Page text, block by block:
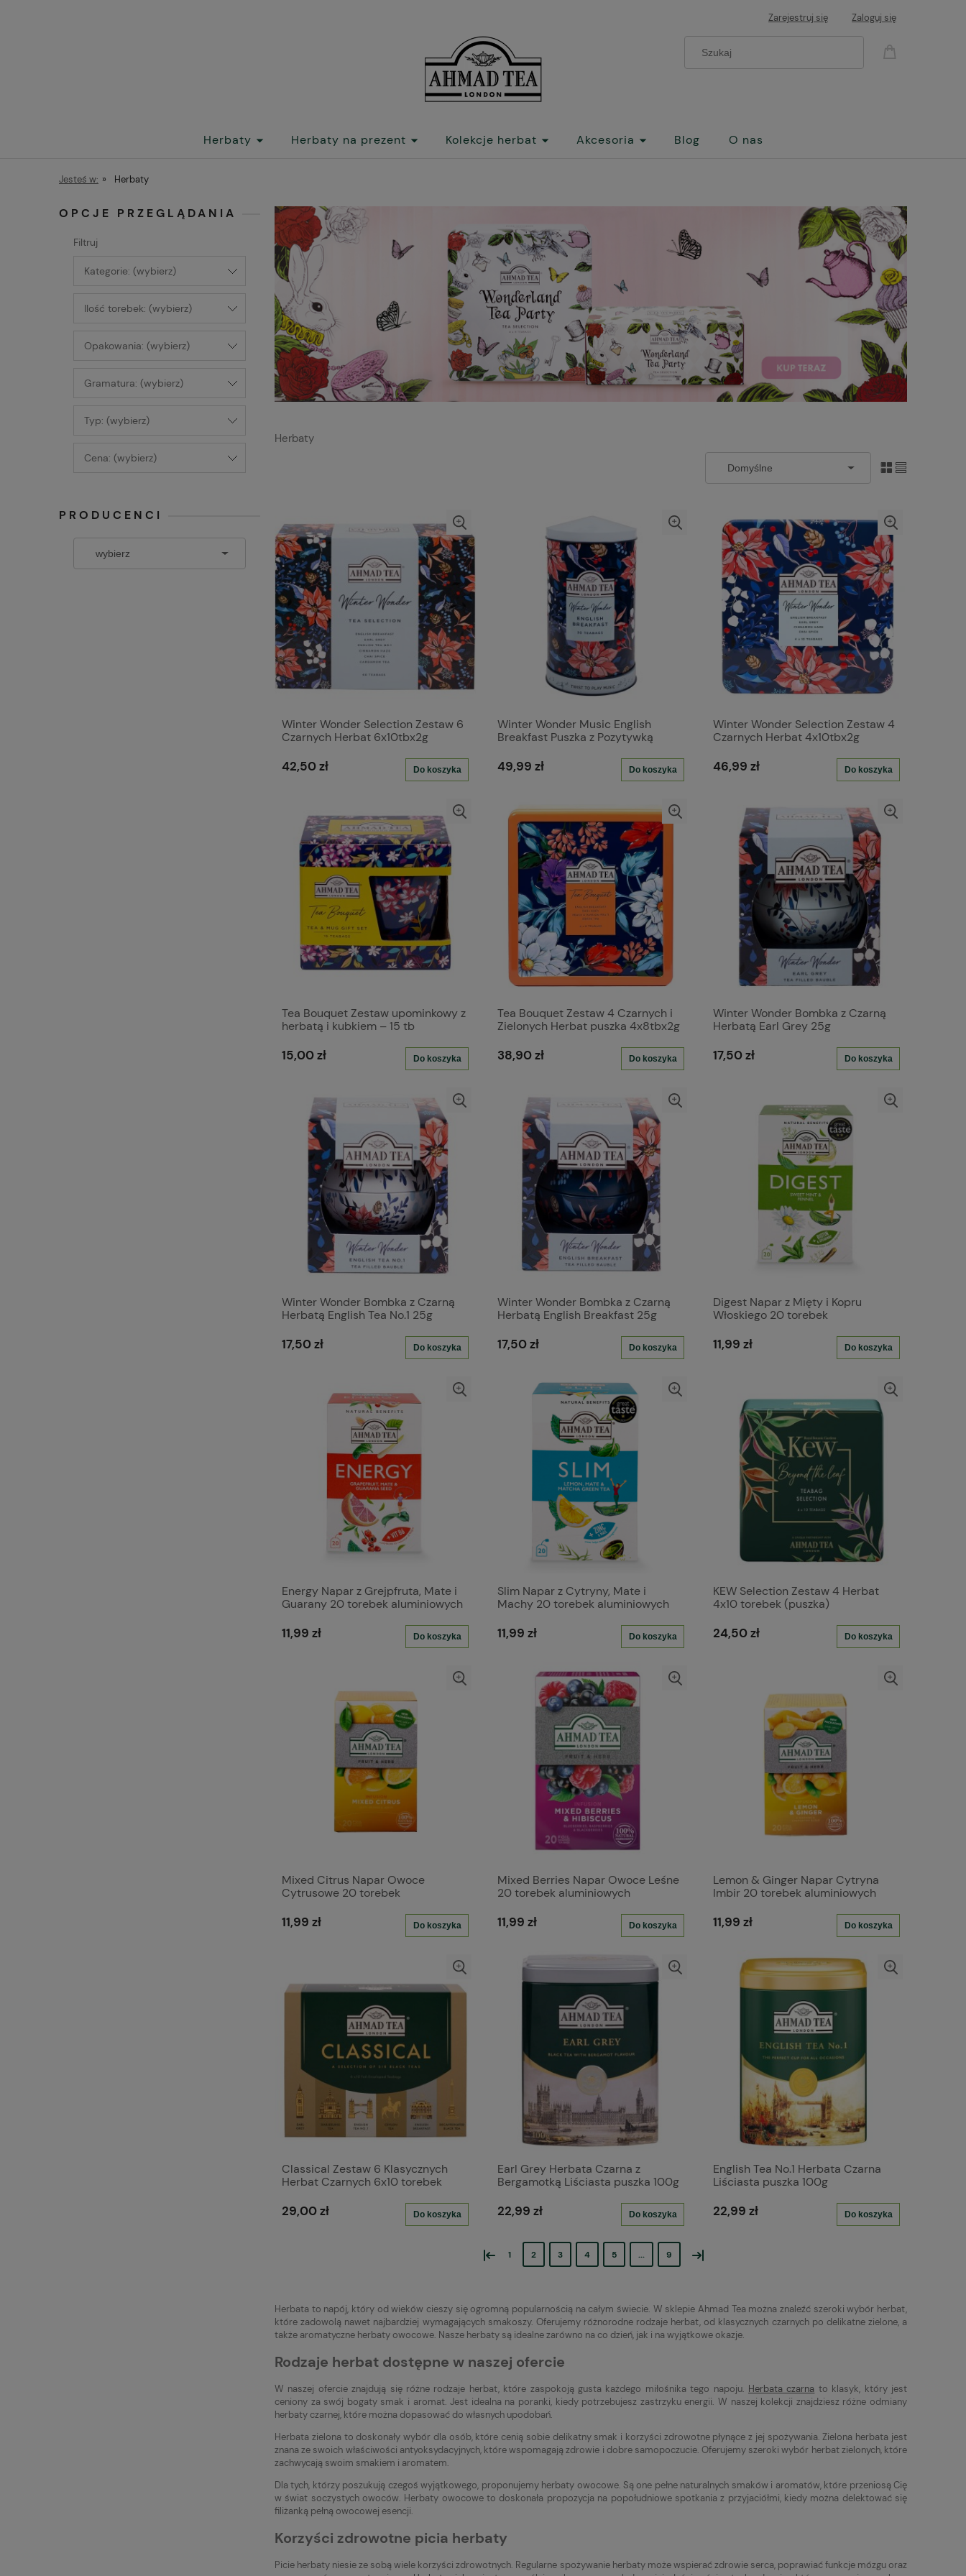
Zarejestruj się Zaloguj się
Herbaty Herbaty na prezent Kolekcje herbat Akcesoria Blog O nas
Jesteś w: » Herbaty
OPCJE PRZEGLĄDANIA
Filtruj
Kategorie: (wybierz)
Ilość torebek: (wybierz)
Opakowania: (wybierz)
Gramatura: (wybierz)
Typ: (wybierz)
Cena: (wybierz)
PRODUCENCI
Herbaty
Winter Wonder Selection Zestaw 6
Czarnych Herbat 6x10tbx2g
42,50 zł Do koszyka
Winter Wonder Music English
Breakfast Puszka z Pozytywką
49,99 zł Do koszyka
Winter Wonder Selection Zestaw 4
Czarnych Herbat 4x10tbx2g
46,99 zł Do koszyka
Tea Bouquet Zestaw upominkowy z
herbatą i kubkiem – 15 tb
15,00 zł Do koszyka
Tea Bouquet Zestaw 4 Czarnych i
Zielonych Herbat puszka 4x8tbx2g
38,90 zł Do koszyka
Winter Wonder Bombka z Czarną
Herbatą Earl Grey 25g
17,50 zł Do koszyka
Winter Wonder Bombka z Czarną
Herbatą English Tea No.1 25g
17,50 zł Do koszyka
Winter Wonder Bombka z Czarną
Herbatą English Breakfast 25g
17,50 zł Do koszyka
Digest Napar z Mięty i Kopru
Włoskiego 20 torebek
11,99 zł Do koszyka
Energy Napar z Grejpfruta, Mate i
Guarany 20 torebek aluminiowych
11,99 zł Do koszyka
Slim Napar z Cytryny, Mate i
Machy 20 torebek aluminiowych
11,99 zł Do koszyka
KEW Selection Zestaw 4 Herbat
4x10 torebek (puszka)
24,50 zł Do koszyka
Mixed Citrus Napar Owoce
Cytrusowe 20 torebek
11,99 zł Do koszyka
Mixed Berries Napar Owoce Leśne
20 torebek aluminiowych
11,99 zł Do koszyka
Lemon & Ginger Napar Cytryna
Imbir 20 torebek aluminiowych
11,99 zł Do koszyka
Classical Zestaw 6 Klasycznych
Herbat Czarnych 6x10 torebek
29,00 zł Do koszyka
Earl Grey Herbata Czarna z
Bergamotką Liściasta puszka 100g
22,99 zł Do koszyka
English Tea No.1 Herbata Czarna
Liściasta puszka 100g
22,99 zł Do koszyka
« 1 2 3 4 5 ... 9 »
Herbata to napój, który od wieków cieszy się ogromną popularnością na całym świecie. W sklepie Ahmad Tea można znaleźć szeroki wybór herbat,
które zadowolą nawet najbardziej wymagających smakoszy. Oferujemy różnorodne rodzaje herbat, od klasycznych czarnych po delikatne zielone, a
także aromatyczne herbaty owocowe. Nasze herbaty są idealne zarówno na co dzień, jak i na wyjątkowe okazje.
Rodzaje herbat dostępne w naszej ofercie
W naszej ofercie znajdują się różne rodzaje herbat, które zaspokoją gusta każdego miłośnika tego napoju. Herbata czarna to klasyk, który jest
ceniony za swój bogaty smak i aromat. Jest idealna na poranki, kiedy potrzebujesz zastrzyku energii. W naszej kolekcji znajdziesz różne odmiany
herbaty czarnej, które można dopasować do własnych upodobań.
Herbata zielona to doskonały wybór dla osób, które cenią sobie delikatny smak i korzyści zdrowotne płynące z jej spożywania. Zielona herbata jest
znana ze swoich właściwości antyoksydacyjnych, które wspomagają zdrowie i dobre samopoczucie. Oferujemy szeroki wybór herbat zielonych, które
zachwycają swoim smakiem i aromatem.
Dla tych, którzy poszukują czegoś wyjątkowego, proponujemy herbaty owocowe. Są one pełne naturalnych smaków i aromatów, które przeniosą Cię
w świat soczystych owoców. Herbaty owocowe to doskonała propozycja na popołudniowe spotkania z przyjaciółmi, kiedy można delektować się
filiżanką pełną owocowej esencji.
Korzyści zdrowotne picia herbaty
Picie herbaty niesie ze sobą wiele korzyści zdrowotnych. Regularne spożywanie herbaty może wspierać zdrowie serca, poprawiać funkcje mózgu oraz